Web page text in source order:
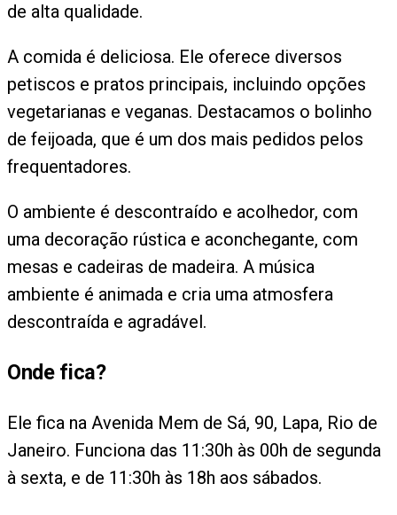
de alta qualidade.
A comida é deliciosa. Ele oferece diversos
petiscos e pratos principais, incluindo opções
vegetarianas e veganas. Destacamos o bolinho
de feijoada, que é um dos mais pedidos pelos
frequentadores.
O ambiente é descontraído e acolhedor, com
uma decoração rústica e aconchegante, com
mesas e cadeiras de madeira. A música
ambiente é animada e cria uma atmosfera
descontraída e agradável.
Onde fica?
Ele fica na Avenida Mem de Sá, 90, Lapa, Rio de
Janeiro. Funciona das 11:30h às 00h de segunda
à sexta, e de 11:30h às 18h aos sábados.